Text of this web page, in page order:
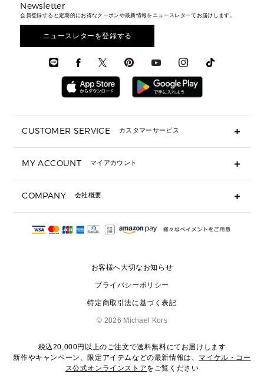
ウェア
アクセサリー
メンズ バッグ
メンズ 財布・小物
メンズ シューズ
メンズ ウェア
メンズ 時計・その他
メンズ財布・小物
メンズアクセサリー
メンズウェア
3 IN 1 / 2 IN 1 バッグ
▶ メンズすべて
▶ メンズすべて
▶ バッグすべて
通勤・通学アイテム
3 IN 1 バッグ
ミニ財布・フラグメントケース
▶ 小物すべて
定期ケース・カードケース・名刺入れ
サンダル
スニーカー
▶ ウェア
財布・小物
時計・ジュエリー
アクセサリー
エディターレビュー
Newsletter
会員登録すると定期的にお得なクーポンや最新情報をニュースレターでお届けします。
ニュースレターを登録する
CUSTOMER SERVICE カスタマーサービス
ギフト用にラッピングができますか？
ショッピングバッグを購入商品分送ってもらえますか？
注文後に完了メールが受信できないのですが？
サイズ交換はできますか？
MY ACCOUNT マイアカウント
COMPANY 会社概要
会社概要
お客様へ大切なお知らせ
プライバシーポリシー
特定商取引法に基づく表記
© 2026 Michael Kors
税込20,000円以上のご注文で送料無料にてお届けします
新作やキャンペーン、限定アイテムなどの最新情報は、 マイケル・コー
ス公式オンラインストアをご覧ください